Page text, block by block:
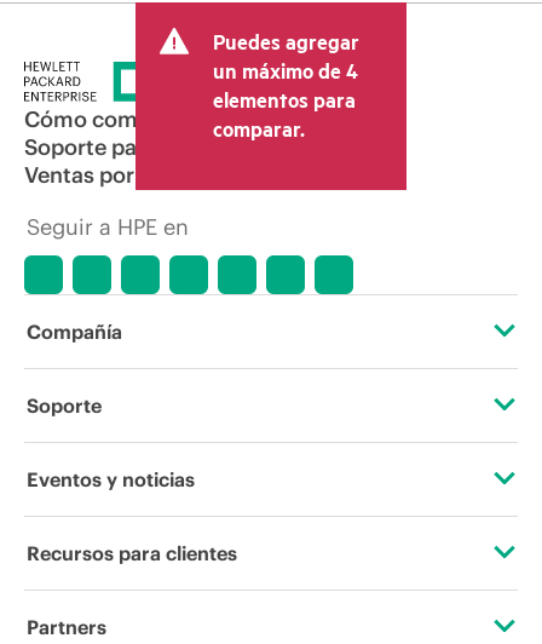
Puedes agregar
un máximo de 4
elementos para
comparar.
Cómo comprar
Soporte para productos
Ventas por correo electrónico
Seguir a HPE en
Compañía
Responsabilidad corporativa
Laboratorios HPE
Soporte
Eventos y noticias
Recursos para clientes
Partners